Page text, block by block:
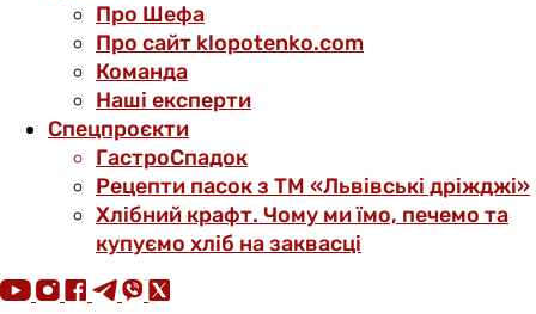
Про Шефа
Про сайт klopotenko.com
Команда
Наші експерти
Спецпроєкти
ГастроСпадок
Рецепти пасок з ТМ «Львівські дріжджі»
Хлібний крафт. Чому ми їмо, печемо та
купуємо хліб на заквасці